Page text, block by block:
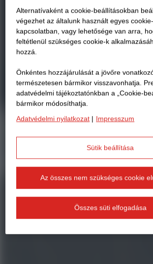
Alternatívaként a cookie-beállításokban
végezhet az általunk használt egyes
kapcsolatban, vagy lehetősége van arra,
feltétlenül szükséges cookie-k
hozzá.
Önkéntes hozzájárulását a jövőre
természetesen bármikor visszavonhatja.
adatvédelmi tájékoztatónkban a „Cookie-
bármikor módosíthatja.
Adatvédelmi nyilatkozat | Impresszum
Sütik beállítása
Az összes nem szükséges cookie
Összes süti elfogadása